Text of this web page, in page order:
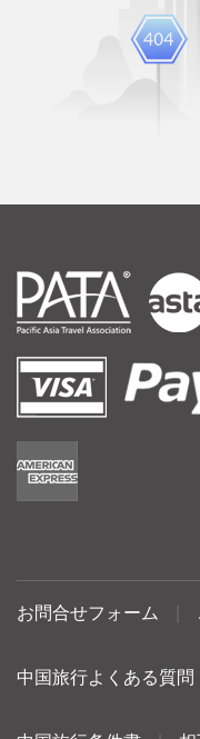
お問合せフォーム
中国旅行よくある質問